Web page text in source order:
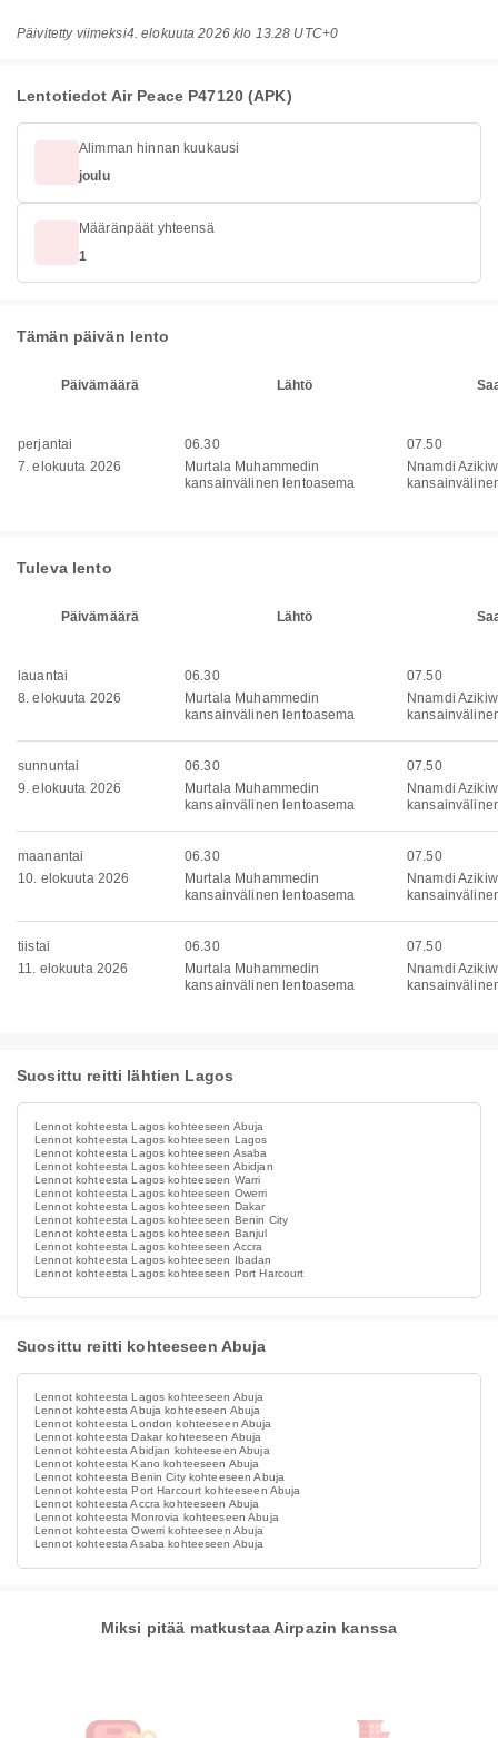
Päivitetty viimeksi4. elokuuta 2026 klo 13.28 UTC+0
Lentotiedot Air Peace P47120 (APK)
Alimman hinnan kuukausi
joulu
Määränpäät yhteensä
1
Tämän päivän lento
Päivämäärä Lähtö
perjantai
7. elokuuta 2026
06.30
Murtala Muhammedin
kansainvälinen lentoasema
07.50
Nnamdi
Tuleva lento
Päivämäärä Lähtö
lauantai
8. elokuuta 2026
06.30
Murtala Muhammedin
kansainvälinen lentoasema
07.50
Nnamdi
sunnuntai
9. elokuuta 2026
06.30
Murtala Muhammedin
kansainvälinen lentoasema
07.50
Nnamdi
maanantai
10. elokuuta 2026
06.30
Murtala Muhammedin
kansainvälinen lentoasema
07.50
Nnamdi
tiistai
11. elokuuta 2026
06.30
Murtala Muhammedin
kansainvälinen lentoasema
07.50
Nnamdi
Suosittu reitti lähtien Lagos
Lennot kohteesta Lagos kohteeseen Abuja
Lennot kohteesta Lagos kohteeseen Lagos
Lennot kohteesta Lagos kohteeseen Asaba
Lennot kohteesta Lagos kohteeseen Abidjan
Lennot kohteesta Lagos kohteeseen Warri
Lennot kohteesta Lagos kohteeseen Owerri
Lennot kohteesta Lagos kohteeseen Dakar
Lennot kohteesta Lagos kohteeseen Benin City
Lennot kohteesta Lagos kohteeseen Banjul
Lennot kohteesta Lagos kohteeseen Accra
Lennot kohteesta Lagos kohteeseen Ibadan
Lennot kohteesta Lagos kohteeseen Port Harcourt
Suosittu reitti kohteeseen Abuja
Lennot kohteesta Lagos kohteeseen Abuja
Lennot kohteesta Abuja kohteeseen Abuja
Lennot kohteesta London kohteeseen Abuja
Lennot kohteesta Dakar kohteeseen Abuja
Lennot kohteesta Abidjan kohteeseen Abuja
Lennot kohteesta Kano kohteeseen Abuja
Lennot kohteesta Benin City kohteeseen Abuja
Lennot kohteesta Port Harcourt kohteeseen Abuja
Lennot kohteesta Accra kohteeseen Abuja
Lennot kohteesta Monrovia kohteeseen Abuja
Lennot kohteesta Owerri kohteeseen Abuja
Lennot kohteesta Asaba kohteeseen Abuja
Miksi pitää matkustaa Airpazin kanssa